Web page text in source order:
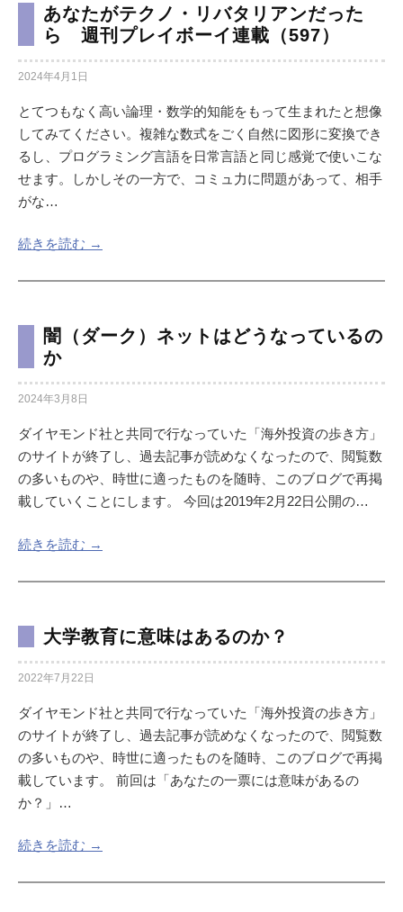
あなたがテクノ・リバタリアンだった
ら 週刊プレイボーイ連載（597）
2024年4月1日
とてつもなく高い論理・数学的知能をもって生まれたと想像
してみてください。複雑な数式をごく自然に図形に変換でき
るし、プログラミング言語を日常言語と同じ感覚で使いこな
せます。しかしその一方で、コミュ力に問題があって、相手
がな…
続きを読む →
闇（ダーク）ネットはどうなっているの
か
2024年3月8日
ダイヤモンド社と共同で行なっていた「海外投資の歩き方」
のサイトが終了し、過去記事が読めなくなったので、閲覧数
の多いものや、時世に適ったものを随時、このブログで再掲
載していくことにします。 今回は2019年2月22日公開の…
続きを読む →
大学教育に意味はあるのか？
2022年7月22日
ダイヤモンド社と共同で行なっていた「海外投資の歩き方」
のサイトが終了し、過去記事が読めなくなったので、閲覧数
の多いものや、時世に適ったものを随時、このブログで再掲
載しています。 前回は「あなたの一票には意味があるの
か？」…
続きを読む →